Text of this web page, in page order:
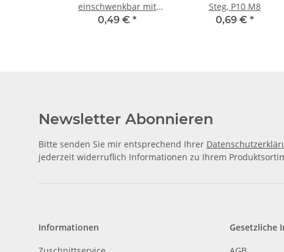
einschwenkbar mit
Federblech + Steg,
0,49 € *
Steg, P10 M8
0,69 € *
Newsletter Abonnieren
Bitte senden Sie mir entsprechend Ihrer
jederzeit widerruflich Informationen zu Ihrem
Informationen Gesetzliche